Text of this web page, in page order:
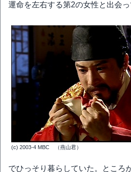
運命を左右する第2の女性と出会っ
(c) 2003-4 MBC （燕山君）
でひっそり暮らしていた。ところ